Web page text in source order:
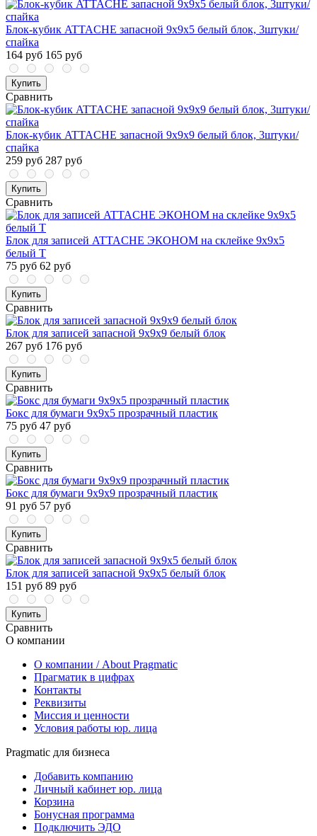
Блок-кубик ATTACHE запасной 9х9х5 белый блок, 3штуки/
спайка
164 руб 165 руб
Купить
Сравнить
Блок-кубик ATTACHE запасной 9х9х9 белый блок, 3штуки/
спайка
259 руб 287 руб
Купить
Сравнить
Блок для записей ATTACHE ЭКОНОМ на склейке 9х9х5
белый Т
75 руб 62 руб
Купить
Сравнить
Блок для записей запасной 9х9х9 белый блок
267 руб 176 руб
Купить
Сравнить
Бокс для бумаги 9х9х5 прозрачный пластик
75 руб 47 руб
Купить
Сравнить
Бокс для бумаги 9х9х9 прозрачный пластик
91 руб 57 руб
Купить
Сравнить
Блок для записей запасной 9х9х5 белый блок
151 руб 89 руб
Купить
Сравнить
О компании
О компании / About Pragmatic
Прагматик в цифрах
Контакты
Реквизиты
Миссия и ценности
Условия работы юр. лица
Pragmatic для бизнеса
Добавить компанию
Личный кабинет юр. лица
Корзина
Бонусная программа
Подключить ЭДО